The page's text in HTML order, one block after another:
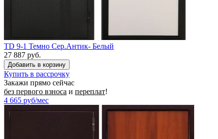
TD 9-1 Темно Сер.Антик- Белый
27 887 руб.
Купить в рассрочку
Закажи прямо сейчас
без первого взноса и переплат!
4 665 руб/мес